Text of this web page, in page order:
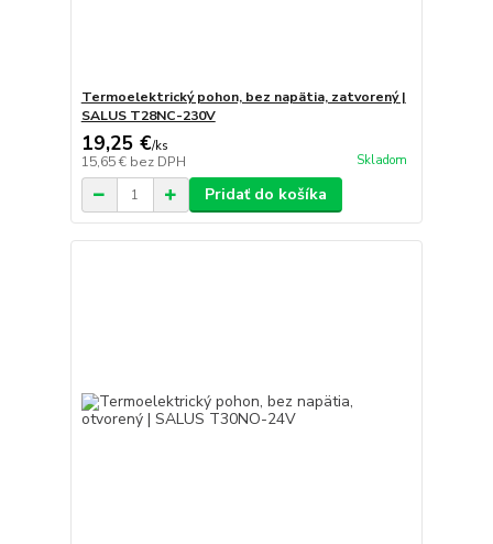
Termoelektrický pohon, bez napätia, zatvorený |
SALUS T28NC-230V
19,25 €/ks
15,65 € bez DPH Skladom
Pridať do košíka